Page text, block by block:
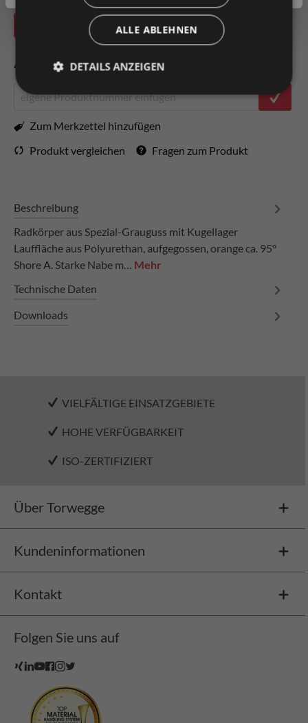
In den Warenkorb
Artikel-Nr. 0012023
Zum Merkzettel hinzufügen
Produkt vergleichen
Fragen zum Produkt
Beschreibung
Radkörper aus Spezial-Grauguss mit Kugellager
Lauffläche aus Polyurethan, aufgegossen, orange ca. 95°
Shore A. Starke Nabe m… Mehr
Technische Daten
Downloads
VIELFÄLTIGE EINSATZGEBIETE
HOHE VERFÜGBARKEIT
ISO-ZERTIFIZIERT
Über Torwegge
Kundeninformationen
Kontakt
Folgen Sie uns auf
ALLE ABLEHNEN
DETAILS ANZEIGEN